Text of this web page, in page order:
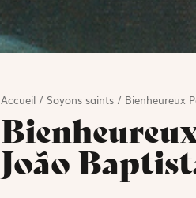
Accueil/ Soyons saints/ Bienheureux
João